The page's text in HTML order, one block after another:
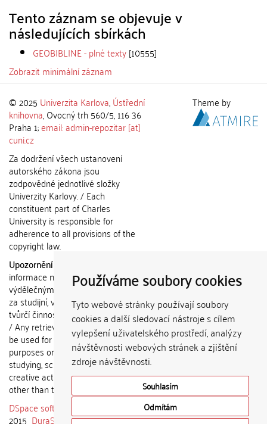
Používáme soubory cookies
Tyto webové stránky používají soubory
cookies a další sledovací nástroje s cílem
vylepšení uživatelského prostředí, analýzy
návštěvnosti webových stránek a zjištění
zdroje návštěvnosti.
Souhlasím
Odmítám
Tento záznam se objevuje v
následujících sbírkách
GEOBIBLINE - plné texty[10555]
Zobrazit minimální záznam
© 2025 Univerzita Karlova,Ústřední
knihovna, Ovocný trh 560/5, 116 36
Praha 1;email: admin-repozitar [at]
cuni.cz
Za dodržení všech ustanovení
autorského zákona jsou
zodpovědné jednotlivé složky
Univerzity Karlovy. / Each
constituent part of Charles
University is responsible for
adherence to all provisions of the
copyright law.
Upozornění / Notice:
informace nemohou být použity k
výdělečným účelům nebo vydávány
za studijní, vědeckou nebo jinou
tvůrčí činnost jiné osoby než autora.
/ Any retrieved information shall not
be used for any commercial
purposes or claimed as results of
studying, scientific or any other
creative activities of any person
other than the author.
DSpace software
copyright © 2002-
2015 DuraSpace
Theme by